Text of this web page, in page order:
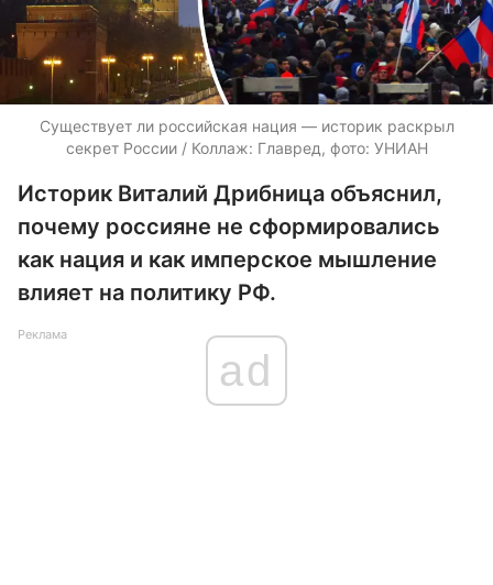
Существует ли российская нация — историк раскрыл
секрет России / Коллаж: Главред, фото: УНИАН
Историк Виталий Дрибница объяснил,
почему россияне не сформировались
как нация и как имперское мышление
влияет на политику РФ.
Реклама
ad